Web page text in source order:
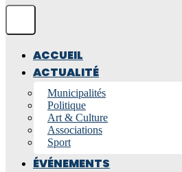
ACCUEIL
ACTUALITÉ
Municipalités
Politique
Art & Culture
Associations
Sport
ÉVÉNEMENTS